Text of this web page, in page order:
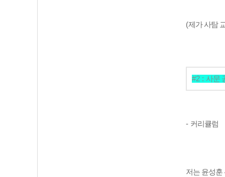
(제가 사탐
#2 : 사문
- 커리큘럼
저는 윤성훈